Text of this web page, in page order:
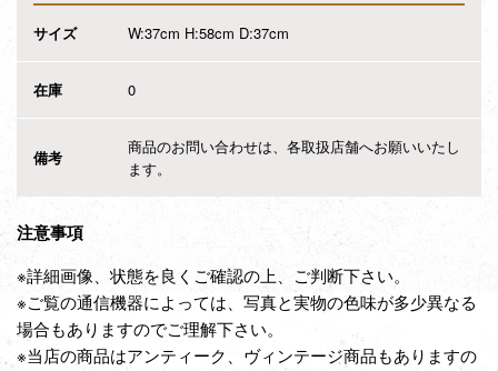
サイズ W:37cm H:58cm D:37cm
在庫 0
備考
商品のお問い合わせは、各取扱店舗へお願いいたし
ます。
注意事項
※詳細画像、状態を良くご確認の上、ご判断下さい。
※ご覧の通信機器によっては、写真と実物の色味が多少異なる
場合もありますのでご理解下さい。
※当店の商品はアンティーク、ヴィンテージ商品もありますの